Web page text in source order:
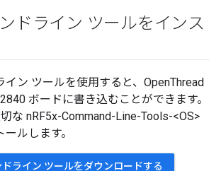
ドライン ツールをインス
イン ツールを使用すると、OpenThread
ボードに書き込むことができます。
な nRF5x-Command-Line-Tools-<OS>
ルします。
ドライン ツールをダウンロードする